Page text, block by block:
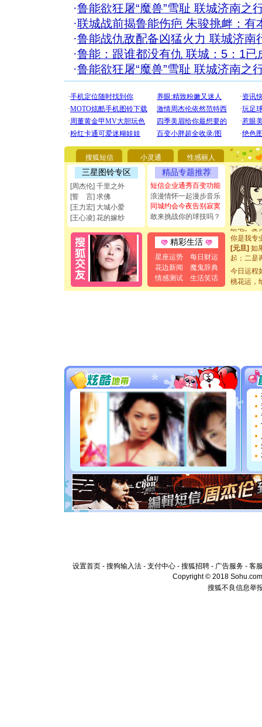
·鲁能欲狂屠“魔兽”雪耻 联城济南之
·联城战前揭鲁能伤疤 朱骏挑衅：有
·鲁能战仇敌配备凶猛火力 联城济南
·鲁能：跟谁都没有仇 联城：5：1已
·鲁能欲狂屠“魔兽”雪耻 联城济南之
搜狐短信 小灵通 性感丽人
三星图铃专区
[周杰伦] 千里之外
[誓 言] 求佛
[王力宏] 大城小爱
[王心凌] 花的嫁纱
精品专题推荐
短信企业通秀百变功能
浪漫情怀一起漫步音乐
同城约会今夜告别寂寞
敢来挑战你的球技吗？
精彩生活
星座运势
每日财运
花边新闻
魔鬼辞典
情感测试
生活笑话
[圣诞节]
你太多，
要平安
[圣诞节]
能正大光
都要快乐
[圣诞节]
如意,快
[元旦]看
断电。爱
你是我专
[元旦] 如
起；二是
[元旦]当
泣，这痛
[圣诞节]
你太多，
要平安
[圣诞节]
能正大
都要快乐
[圣诞节]
如意,快
[元旦]
看
断电。
你是我
[元旦]如
起；二是
离。水晶
[元旦]当
泣，这痛
[春节] 传
片叶子是
送你一棵
今日运程
桃花运，
设置首页 - 搜狗输入法 - 支付中心 - 搜狐招聘 - 广告服务 - 客
Copyright © 2018
搜狐不良信息举